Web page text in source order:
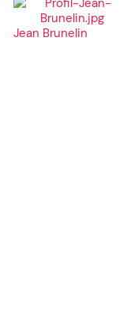
Jean Brunelin